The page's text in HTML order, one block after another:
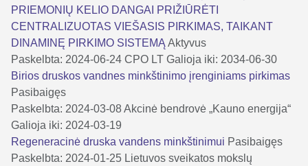
PRIEMONIŲ KELIO DANGAI PRIŽIŪRĖTI
CENTRALIZUOTAS VIEŠASIS PIRKIMAS, TAIKANT
DINAMINĘ PIRKIMO SISTEMĄ Aktyvus
Paskelbta: 2024-06-24 CPO LT Galioja iki: 2034-06-30
Birios druskos vandnes minkštinimo įrenginiams pirkimas
Pasibaigęs
Paskelbta: 2024-03-08Akcinė bendrovė „Kauno energija“
Galioja iki: 2024-03-19
Regeneracinė druska vandens minkštinimui Pasibaigęs
Paskelbta: 2024-01-25 Lietuvos sveikatos mokslų